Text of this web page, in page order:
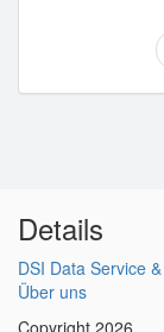
Details
DSI Data Service
Über uns
Copyright 2026